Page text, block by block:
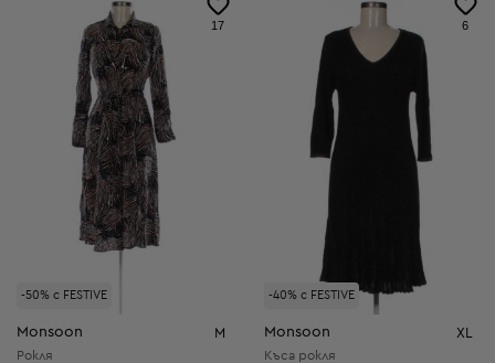
-50% с FESTIVE
17
Monsoon M
Рокля
-40% с FESTIVE
6
Monsoon XL
Къса рокля